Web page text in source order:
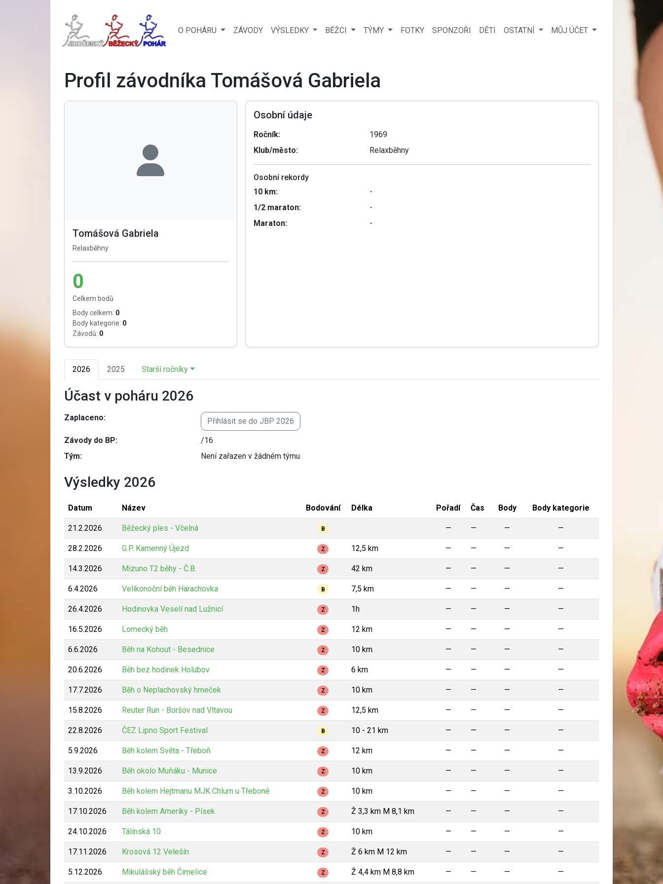
O POHÁRU ZÁVODY VÝSLEDKY BĚŽCI TÝMY FOTKY SPONZOŘI DĚTI OSTATNÍ MŮJ ÚČET
Profil závodníka Tomášová Gabriela
Tomášová Gabriela
Relaxběhny
0
Celkem bodů
Body celkem: 0
Body kategorie: 0
Závodů: 0
Osobní údaje
Ročník:
1969
Klub/město:
Relaxběhny
Osobní rekordy
10 km:
-
1/2 maraton:
-
Maraton:
-
2026 2025 Starší ročníky
Účast v poháru 2026
Zaplaceno: Přihlásit se do JBP 2026
Závody do BP:
/16
Tým:
Není zařazen v žádném týmu
Výsledky 2026
Datum Název Bodování Délka Pořadí Čas Body Body kategorie
21.2.2026 Běžecký ples - Včelná B — — — —
28.2.2026 G.P. Kamenný Újezd Z 12,5 km — — — —
14.3.2026 Mizuno T2 běhy - Č.B. Z 42 km — — — —
6.4.2026 Velikonoční běh Harachovka B 7,5 km — — — —
26.4.2026 Hodinovka Veselí nad Lužnicí Z 1h — — — —
16.5.2026 Lomecký běh Z 12 km — — — —
6.6.2026 Běh na Kohout - Besednice Z 10 km — — — —
20.6.2026 Běh bez hodinek Holubov Z 6 km — — — —
17.7.2026 Běh o Neplachovský hrneček Z 10 km — — — —
15.8.2026 Reuter Run - Boršov nad Vltavou Z 12,5 km — — — —
22.8.2026 ČEZ Lipno Sport Festival B 10 - 21 km — — — —
5.9.2026 Běh kolem Světa - Třeboň Z 12 km — — — —
13.9.2026 Běh okolo Muňáku - Munice Z 10 km — — — —
3.10.2026 Běh kolem Hejtmanu MJK Chlum u Třeboně Z 10 km — — — —
17.10.2026 Běh kolem Ameriky - Písek Z Ž 3,3 km M 8,1 km — — — —
24.10.2026 Tálínská 10 Z 10 km — — — —
17.11.2026 Krosová 12 Velešín Z Ž 6 km M 12 km — — — —
5.12.2026 Mikulášský běh Čimelice Z Ž 4,4 km M 8,8 km — — — —